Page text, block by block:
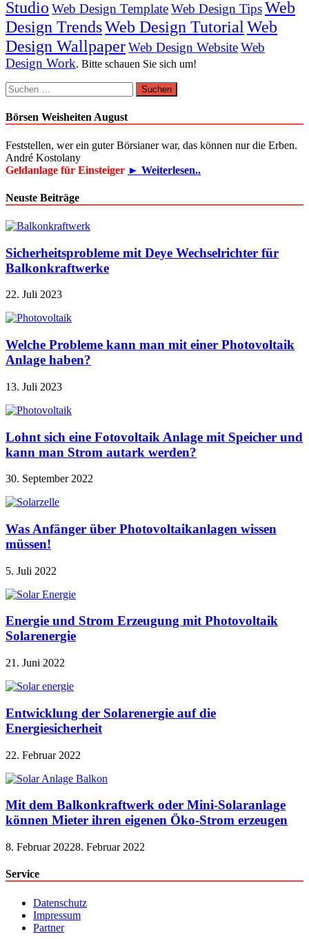
Studio Web Design TemplateWeb Design TipsWeb
Design TrendsWeb Design Tutorial Web
Design WallpaperWeb Design WebsiteWeb
Design Work. Bitte schauen Sie sich um!
Suchen
nach:
Börsen Weisheiten August
Feststellen, wer ein guter Börsianer war, das können nur die Erben.
André Kostolany
Geldanlage für Einsteiger ► Weiterlesen..
Neuste Beiträge
Sicherheitsprobleme mit Deye Wechselrichter für
Balkonkraftwerke
22. Juli 2023
Welche Probleme kann man mit einer Photovoltaik
Anlage haben?
13. Juli 2023
Lohnt sich eine Fotovoltaik Anlage mit Speicher und
kann man Strom autark werden?
30. September 2022
Was Anfänger über Photovoltaikanlagen wissen
müssen!
5. Juli 2022
Energie und Strom Erzeugung mit Photovoltaik
Solarenergie
21. Juni 2022
Entwicklung der Solarenergie auf die
Energiesicherheit
22. Februar 2022
Mit dem Balkonkraftwerk oder Mini-Solaranlage
können Mieter ihren eigenen Öko-Strom erzeugen
8. Februar 20228. Februar 2022
Service
Datenschutz
Impressum
Partner